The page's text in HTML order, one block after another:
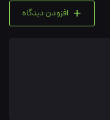
+ افزودن دیدگاه